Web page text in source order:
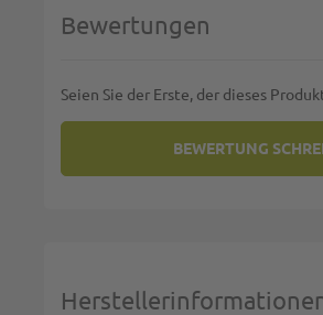
Bewertungen
Seien Sie der Erste, der dieses
BEWERTUNG